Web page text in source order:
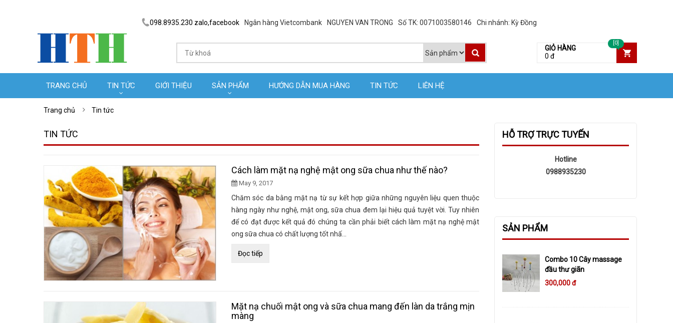
098.8935.230 zalo,facebook Ngân hàng Vietcombank NGUYEN VAN TRONG Số TK: 0071003580146 Chi nhánh: Kỳ Đồng
GIỎ HÀNG
0 đ
[0]
TRANG CHỦ TIN TỨC GIỚI THIỆU SẢN PHẨM HƯỚNG DẪN MUA HÀNG TIN TỨC LIÊN HỆ
Trang chủ Tin tức
TIN TỨC
Cách làm mặt nạ nghệ mật ong sữa chua như thế nào?
May 9, 2017
Chăm sóc da bằng mặt nạ từ sự kết hợp giữa những nguyên liệu quen thuộc
hàng ngày như nghệ, mật ong, sữa chua đem lại hiệu quả tuyệt vời. Tuy nhiên
để có đạt được kết quả đó chúng ta cần phải biết cách làm mặt nạ nghệ mật
ong sữa chua có chất lượng tốt nhấ...
Đọc tiếp
Mặt nạ chuối mật ong và sữa chua mang đến làn da trắng mịn
màng
HỖ TRỢ TRỰC TUYẾN
Hotline
0988935230
SẢN PHẨM
Combo 10 Cây massage
đầu thư giãn
300,000 đ